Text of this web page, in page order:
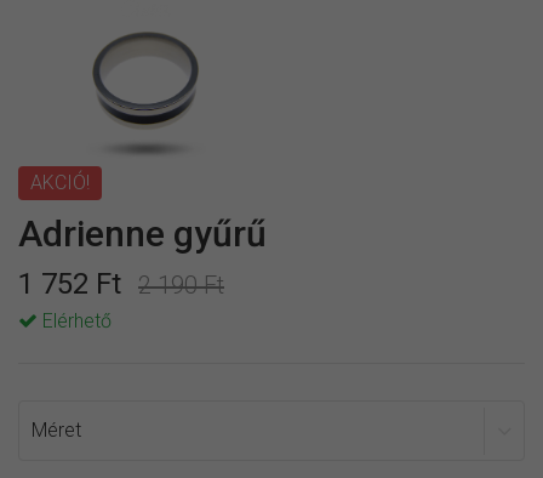
AKCIÓ!
Adrienne gyűrű
1 752 Ft 2 190 Ft
Elérhető